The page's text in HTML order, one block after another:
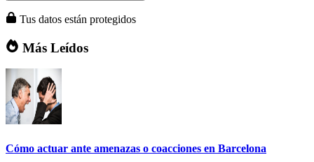
Tus datos están protegidos
Más Leídos
Cómo actuar ante amenazas o coacciones en Barcelona